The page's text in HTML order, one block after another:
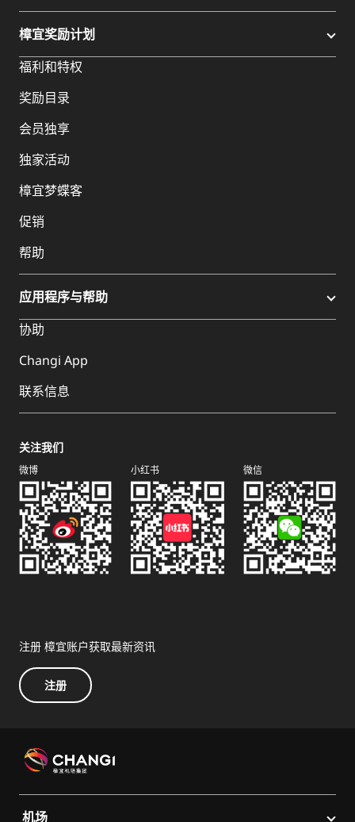
樟宜奖励计划
福利和特权
奖励目录
会员独享
独家活动
樟宜梦蝶客
促销
帮助
应用程序与帮助
协助
Changi App
联系信息
关注我们
微博 小红书 微信
注册 樟宜账户获取最新资讯
注册
机场